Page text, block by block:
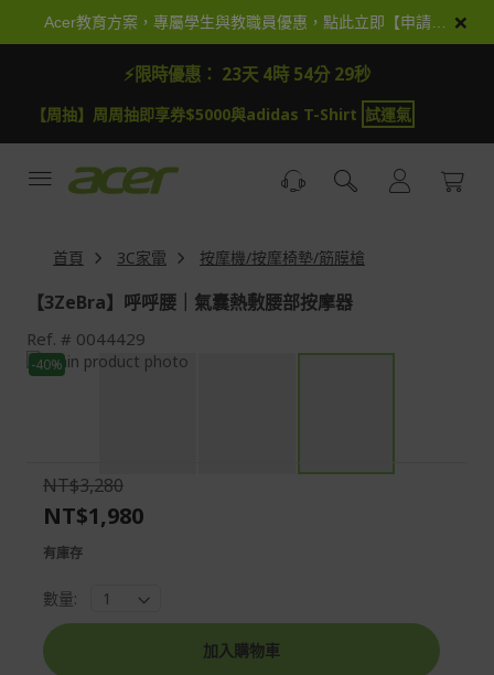
×
⚡限時優惠： 23天 4時 54分 28秒
【周抽】周周抽即享券$5000與adidas T-Shirt 試運氣
首頁 3C家電 按摩機/按摩椅墊/筋膜槍
【3ZeBra】呼呼腰｜氣囊熱敷腰部按摩器
Ref. 0044429
Skip
to
images
gallery
-40%
Skip
the
images
NT$3,280
NT$1,980
有庫存
數量:
加入購物車